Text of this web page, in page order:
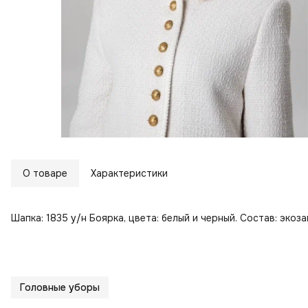
О товаре Характеристики
Шапка: 1835 у/н Боярка, цвета: белый и черный. Состав:
Головные уборы